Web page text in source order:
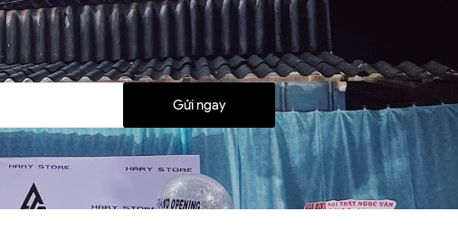
Gửi ngay